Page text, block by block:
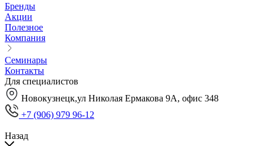
Бренды
Акции
Полезное
Компания
Семинары
Контакты
Для специалистов
Новокузнецк,ул Николая Ермакова 9А, офис 348
+7 (906) 979 96-12
Назад